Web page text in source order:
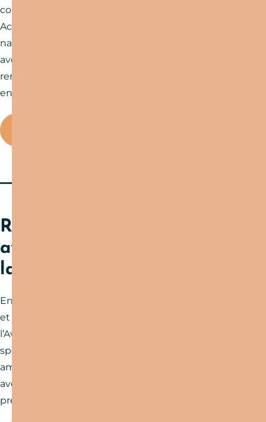
compagnie de nos guides expérimentés !
Accompagnateurs de randonnée, passionnés de
nature, experts en faune et flore… Ils partageront
avec vous leurs connaissances et anecdotes,
rendant chaque balade ou randonnée encore plus
enrichissante.
Runner ? Challengez-vous
avec les courses et trails de
la destination !
Envie de vibrer et de vous dépasser ? Les courses
et trails de la destination Bastides et Gorges de
l’Aveyron n’attendent que vous ! Entre défis
sportifs, paysages à couper le souffle et une
ambiance conviviale, chaque événement est une
aventure unique. Consultez le calendrier et
préparez-vous à vivre des moments inoubliables !